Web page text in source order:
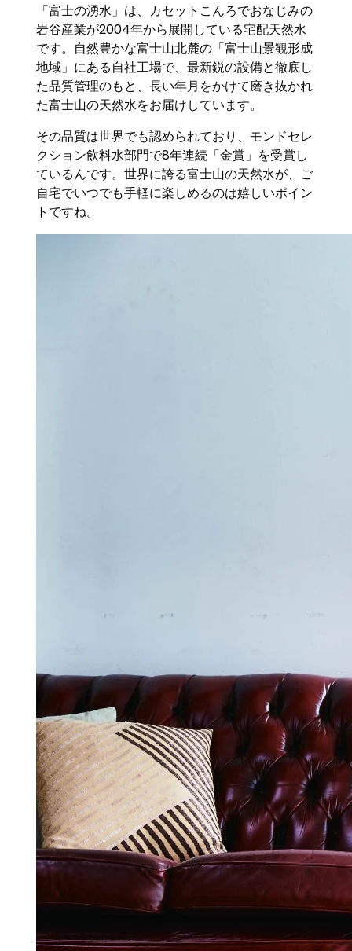
「富士の湧水」は、カセットこんろでおなじみの
岩谷産業が2004年から展開している宅配天然水
です。自然豊かな富士山北麓の「富士山景観形成
地域」にある自社工場で、最新鋭の設備と徹底し
た品質管理のもと、長い年月をかけて磨き抜かれ
た富士山の天然水をお届けしています。
その品質は世界でも認められており、モンドセレ
クション飲料水部門で8年連続「金賞」を受賞し
ているんです。世界に誇る富士山の天然水が、ご
自宅でいつでも手軽に楽しめるのは嬉しいポイン
トですね。